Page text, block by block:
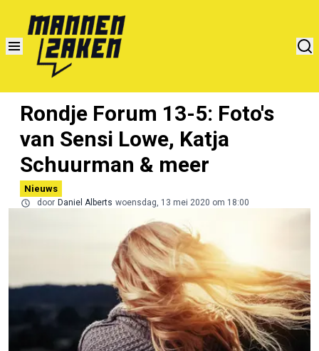
Rondje Forum 13-5: Foto's
van Sensi Lowe, Katja
Schuurman & meer
Nieuws
door Daniel Alberts woensdag, 13 mei 2020 om 18:00